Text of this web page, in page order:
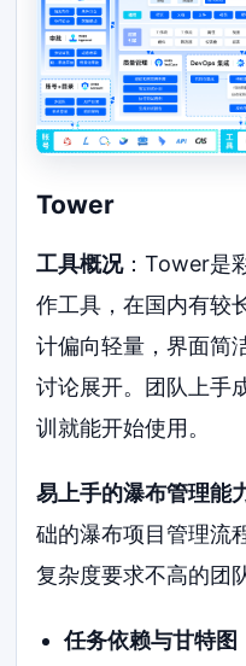
Tower
工具概况：Tower是
作工具，在国内有较
计偏向轻量，界面简
讨论展开。团队上手
训就能开始使用。
易上手的瀑布管理能
础的瀑布项目管理流
复杂度要求不高的团
任务依赖与甘特图